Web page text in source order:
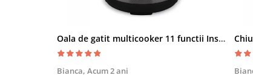
Oala de gatit multicooker 11 functii Instant Pot Pro Crisp 8 + Air Fryer 7.6 lt
Bianca, Acum 2 ani